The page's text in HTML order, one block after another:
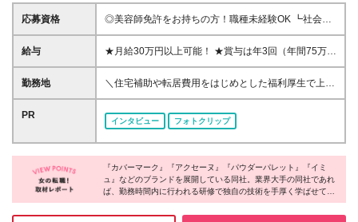
応募資格
◎美容師免許をお持ちの方！職種未経験OK ┗社会人
未経験、第二新卒、就業ブランクがある方も歓迎 ◎
学歴不問 ＊先輩の志望理由をご紹介＊ 「複数のお客
り添った施術がしたいと思った」 「ちゃんとした休
みや休憩が取れる仕事がよかった」 「一旦美容業界
んでもらえる仕事がしたかった」 など、元美容室ア
給与
★月給30万円以上可能！ ★賞与は年3回（年間75万円
以上） ◎週休2日制（月8日休） ◆首都圏：27.3万円
～52.5万円（未経験25.1万円～） ◆京阪神：25.9万
経験23.1万円～） ◆京阪神：23.9万円～47.1万円
か経験者の場合 ≪賞与について≫ 〈1〉基本賞与：基
本給に応じた賞与額を毎月分割もしくは年2回支給
（ライフスタイルに応じて、毎月の収入を増やすか、
勤務地
＼住宅補助や転居費用をはじめとした福利厚生で上京
を支援！基本駅チカ！／ ★転勤なし ★U・Iターン歓
迎 東京、神奈川、千葉にある 各店舗にてご勤務いた
だきます。 百貨店に入っている店舗がほとんどだか
ら、駅チカでアクセスも良好です◎ ※雇用元はピアス
株式会社です。 ※通勤可能な範囲内にある『ケサラン
パサラン』の店舗に配属されます。 ※(変更の範囲)上
記を除く当社関連勤務地
PR
インタビュー フォトクリップ
『カバーマーク』『アクセーヌ』『パウダーパレット』『イミ
ュ』などのブランドを展開している同社。業界大手の同社であれ
ば、勤務時間内に行われる研修で独自の技術を手厚く学ばせても
らえるだけでなく、モニター集めや店舗の集客活動もすべて本社
任せでOK。加えて、多彩なキャリアパスの可能性もあるなど、